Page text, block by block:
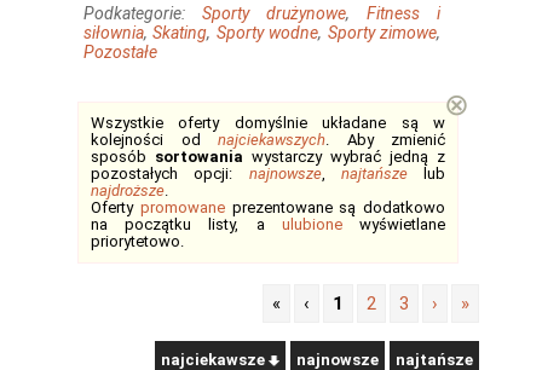
Podkategorie: Sporty drużynowe, Fitness i
siłownia,Skating, Sporty wodne, Sporty zimowe,
Pozostałe
Wszystkie oferty domyślnie układane są w
kolejności od najciekawszych. Aby zmienić
sposób sortowania wystarczy wybrać jedną z
pozostałych opcji: najnowsze, najtańszelub
najdroższe.
Oferty promowaneprezentowane są dodatkowo
na początku listy, a ulubionewyświetlane
priorytetowo.
⊗
« ‹ 1 2 3 › »
najciekawsze najnowsze najtańsze